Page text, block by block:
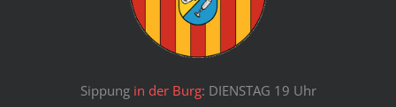
Sippung in der Burg: DIENSTAG 19 Uhr